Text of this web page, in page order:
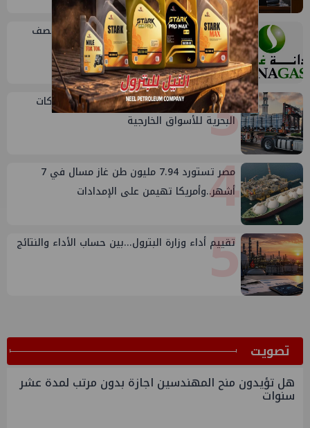
2
أرباح "دانة غاز" الإماراتية تنمو 46% في النصف
الأول من 2026
3
أكبا تبدأ تصدير 60 ألف طن من زيوت المحركات
البحرية للأسواق الخارجية
4
مصر تستورد 7.94 مليون طن غاز مسال في 7
أشهر..وأمريكا تهيمن على الإمدادات
5
تقييم أداء وزارة البترول...بين حساب الأداء والنتائج
ﺗﺼﻮﻳﺖ
هل تؤيدون منح المهندسين اجازة بدون مرتب لمدة عشر
سنوات